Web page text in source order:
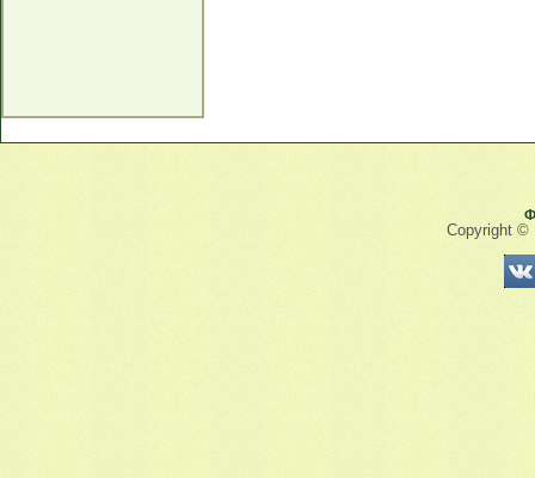
Copyright ©